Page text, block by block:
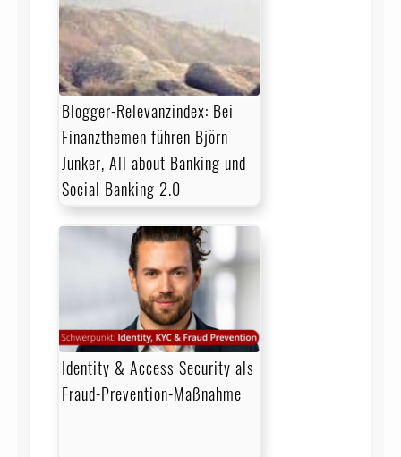
Blogger-Relevanzindex: Bei
Finanzthemen führen Björn
Junker, All about Banking und
Social Banking 2.0
Identity & Access Security als
Fraud-Prevention-Maßnahme